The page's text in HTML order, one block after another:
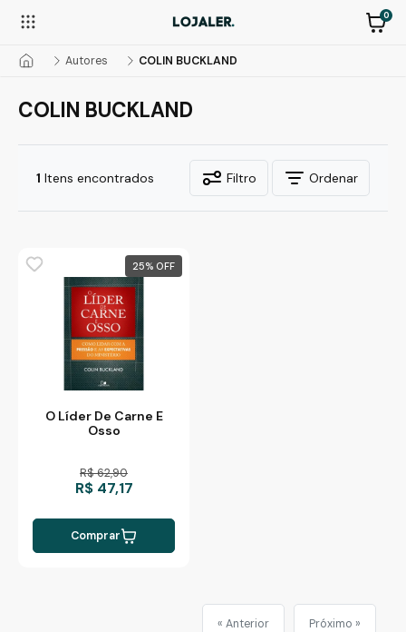
0
Autores COLIN BUCKLAND
COLIN BUCKLAND
1 Itens encontrados Filtro Ordenar
25%
O Líder De Carne E
Osso
R$ 62,90
R$ 47,17
Comprar
« Anterior Próximo »